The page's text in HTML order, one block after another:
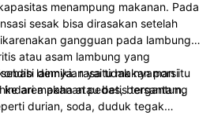
menampung makanan. Pada
sesak bisa dirasakan setelah
gangguan pada lambung
atau asam lambung yang
lainnya. rasa tidak nyaman itu
ke area paha atau betis tergantung
demikian yaitu makan porsi
makanan pedas, bersantam,
durian, soda, duduk tegak